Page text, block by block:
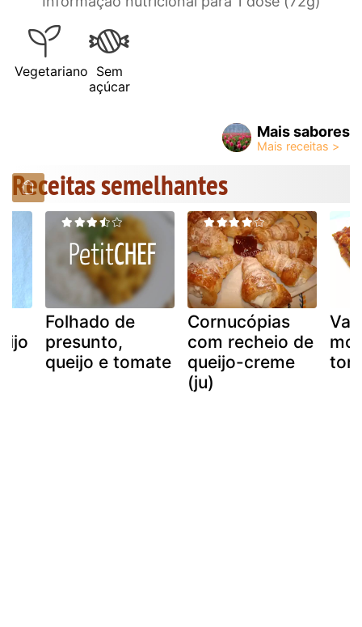
Vegetariano Sem
açúcar
Mais sabores
Receitas semelhantes
Folhado de
presunto,
queijo e tomate
Cornucópias
com recheio de
queijo-creme
(ju)